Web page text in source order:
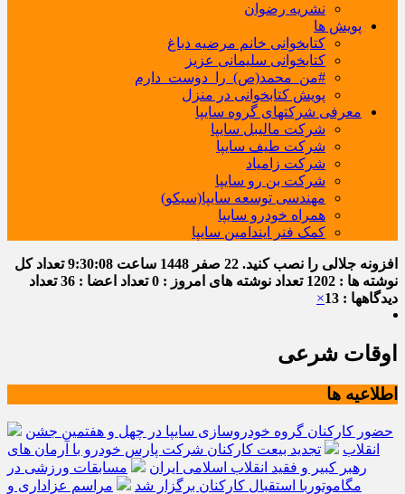
نشریه رضوان
پویش ها
کتابخوانی خانم مرضیه دباغ
کتابخوانی سلیمانی عزیز
#من_محمد(ص)_را_دوست_دارم
پویش کتابخوانی در منزل
معرفی شرکتهای گروه سایپا
شرکت مالیبل سایپا
شرکت طیف سایپا
شرکت زامیاد
شرکت بن رو سایپا
مهندسی توسعه سایپا(سیکو)
همراه خودرو سایپا
کمک فنر ایندامین سایپا
افزونه جلالی را نصب کنید. 22 صفر 1448 ساعت 9:30:08تعداد کل
نوشته ها : 1202
تعداد نوشته های امروز : 0 تعداد اعضا : 36
تعداد
دیدگاهها : 13
×
اوقات شرعی
اطلاعیه ها
حضور کارکنان گروه خودروسازی سایپا در چهل و هفتمین جشن
انقلاب
تجدید بیعت کارکنان شرکت پارس خودرو با آرمان های
رهبر کبیر و فقید انقلاب اسلامی ایران
مسابقات ورزشی در
مگاموتوربا استقبال کارکنان برگزار شد
مراسم عزاداری و